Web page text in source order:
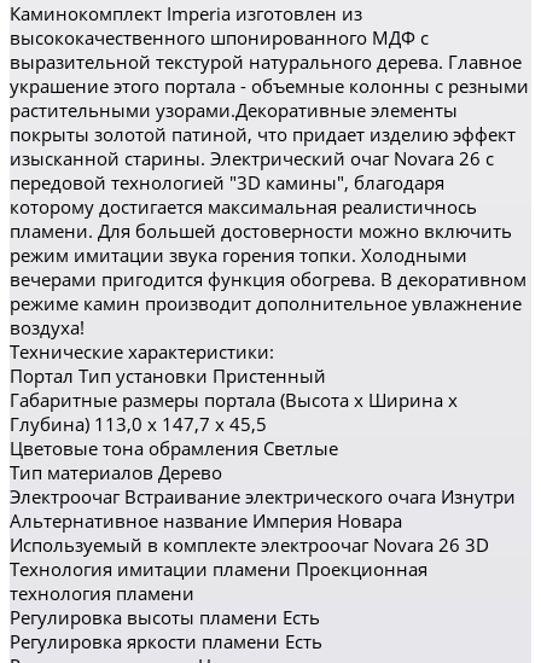
Каминокомплект Imperia изготовлен из
высококачественного шпонированного МДФ с
выразительной текстурой натурального дерева. Главное
украшение этого портала - объемные колонны с резными
растительными узорами.Декоративные элементы
покрыты золотой патиной, что придает изделию эффект
изысканной старины. Электрический очаг Novara 26 с
передовой технологией "3D камины", благодаря
которому достигается максимальная реалистичнось
пламени. Для большей достоверности можно включить
режим имитации звука горения топки. Холодными
вечерами пригодится функция обогрева. В декоративном
режиме камин производит дополнительное увлажнение
воздуха!
Технические характеристики:
Портал Тип установки Пристенный
Габаритные размеры портала (Высота x Ширина x
Глубина) 113,0 x 147,7 x 45,5
Цветовые тона обрамления Светлые
Тип материалов Дерево
Электроочаг Встраивание электрического очага Изнутри
Альтернативное название Империя Новара
Используемый в комплекте электроочаг Novara 26 3D
Технология имитации пламени Проекционная
технология пламени
Регулировка высоты пламени Есть
Регулировка яркости пламени Есть